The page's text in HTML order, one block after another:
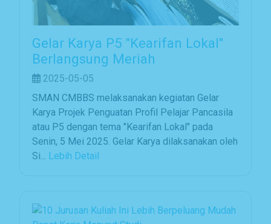
Gelar Karya P5 "Kearifan Lokal"
Berlangsung Meriah
2025-05-05
SMAN CMBBS melaksanakan kegiatan Gelar
Karya Projek Penguatan Profil Pelajar Pancasila
atau P5 dengan tema "Kearifan Lokal" pada
Senin, 5 Mei 2025. Gelar Karya dilaksanakan oleh
Si...
Lebih Detail